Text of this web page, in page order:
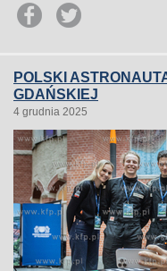
POLSKI
GDAŃSKIEJ
4 grudnia 2025